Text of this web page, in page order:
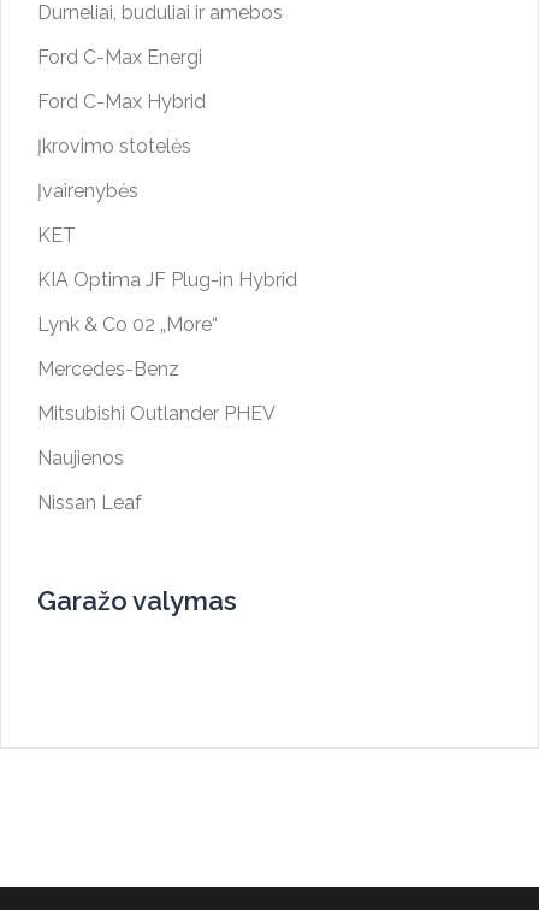
Durneliai, buduliai ir amebos
Ford C-Max Energi
Ford C-Max Hybrid
Įkrovimo stotelės
Įvairenybės
KET
KIA Optima JF Plug-in Hybrid
Lynk & Co 02 „More“
Mercedes-Benz
Mitsubishi Outlander PHEV
Naujienos
Nissan Leaf
Garažo valymas